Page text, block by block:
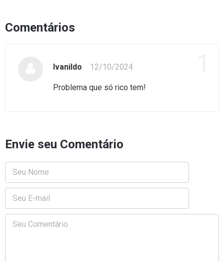
Comentários
Ivanildo 12/10/2024
Problema que só rico tem!
Envie seu Comentário